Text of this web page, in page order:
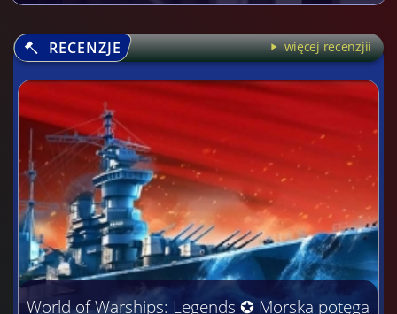
RECENZJE więcej recenzjii
World of Warships: Legends ✪ Morska potęga